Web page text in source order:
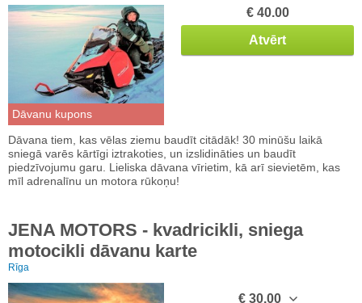
Dāvanu kupons
€ 40.00
Atvērt
Dāvana tiem, kas vēlas ziemu baudīt citādāk! 30 minūšu laikā
sniegā varēs kārtīgi iztrakoties, un izslidināties un baudīt
piedzīvojumu garu. Lieliska dāvana vīrietim, kā arī sievietēm, kas
mīl adrenalīnu un motora rūkoņu!
JENA MOTORS - kvadricikli, sniega
motocikli dāvanu karte
Rīga
€ 30.00